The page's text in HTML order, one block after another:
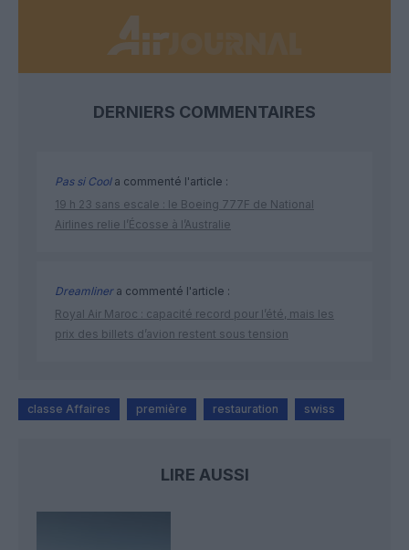
DERNIERS COMMENTAIRES
Pas si Coola commenté l'article :
19 h 23 sans escale : le Boeing 777F de National
Airlines relie l’Écosse à l’Australie
Dreamlinera commenté l'article :
Royal Air Maroc : capacité record pour l’été, mais les
prix des billets d’avion restent sous tension
classe Affaires première restauration swiss
LIRE AUSSI